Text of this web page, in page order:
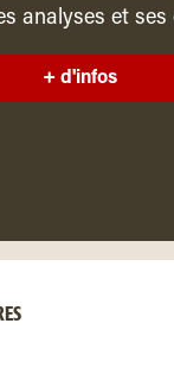
analyses et ses
+ d'infos